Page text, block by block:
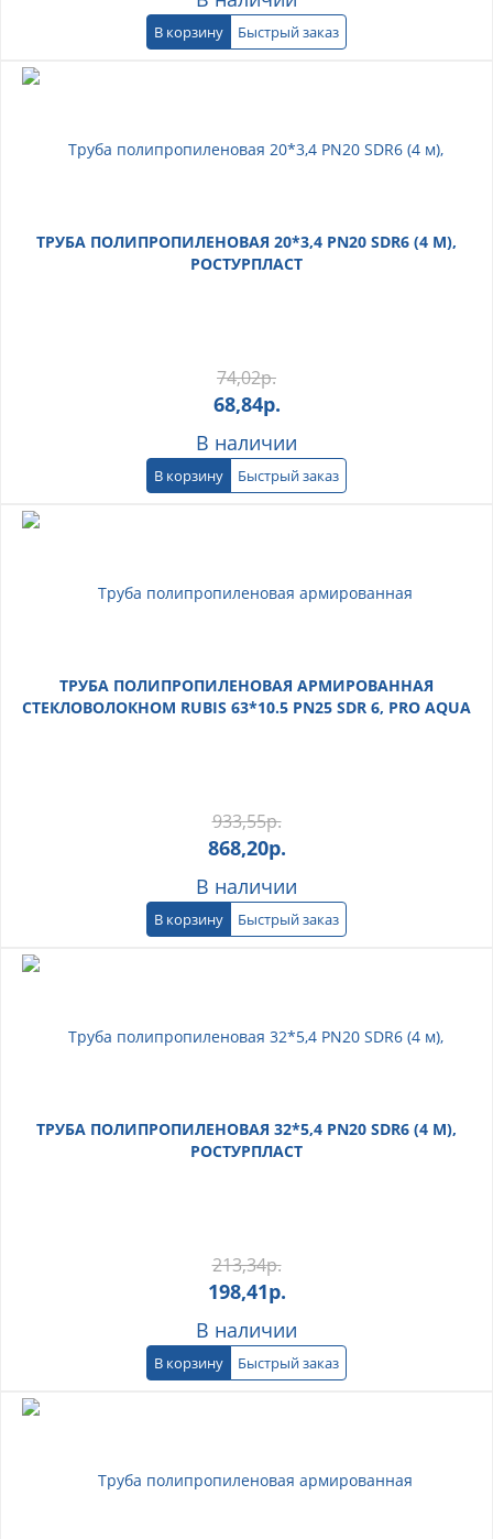
В корзину Быстрый заказ
ТРУБА ПОЛИПРОПИЛЕНОВАЯ 20*3,4 PN20 SDR6 (4 М),
РОСТУРПЛАСТ
74,02р.
68,84р.
В наличии
В корзину Быстрый заказ
ТРУБА ПОЛИПРОПИЛЕНОВАЯ АРМИРОВАННАЯ
СТЕКЛОВОЛОКНОМ RUBIS 63*10.5 PN25 SDR 6, PRO AQUA
933,55р.
868,20р.
В наличии
В корзину Быстрый заказ
ТРУБА ПОЛИПРОПИЛЕНОВАЯ 32*5,4 PN20 SDR6 (4 М),
РОСТУРПЛАСТ
213,34р.
198,41р.
В наличии
В корзину Быстрый заказ